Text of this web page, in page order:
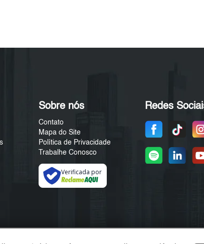
Sobre nós
Contato
Mapa do Site
Política de Privacidade
Trabalhe Conosco
Verificada por
Redes